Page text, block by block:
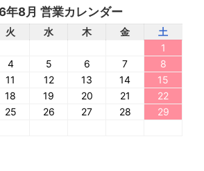
年8月 営業カレンダー
火 水 木 金
土
1
4 5 6 7
8
11 12 13 14
15
18 19 20 21
22
25 26 27 28
29